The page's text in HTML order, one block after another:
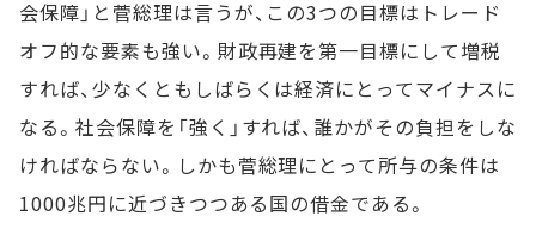
会保障」と菅総理は言うが、この3つの目標はトレード
オフ的な要素も強い。財政再建を第一目標にして増税
すれば、少なくともしばらくは経済にとってマイナスに
なる。社会保障を「強く」すれば、誰かがその負担をしな
ければならない。しかも菅総理にとって所与の条件は
1000兆円に近づきつつある国の借金である。